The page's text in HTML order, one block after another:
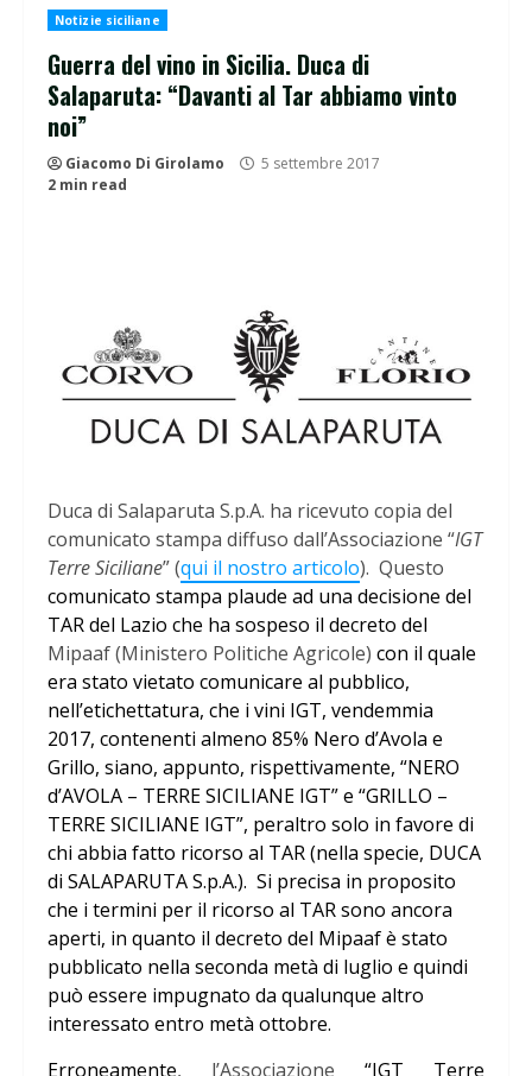
Notizie siciliane
Guerra del vino in Sicilia. Duca di
Salaparuta: “Davanti al Tar abbiamo vinto
noi”
Giacomo Di Girolamo
5 settembre 2017
2 min read
Duca di Salaparuta S.p.A. ha ricevuto copia del
comunicato stampa diffuso dall’Associazione “IGT
Terre Siciliane” (qui il nostro articolo). Questo
comunicato stampa plaude ad una decisione del
TAR del Lazio che ha sospeso il decreto del
Mipaaf (Ministero Politiche Agricole) con il quale
era stato vietato comunicare al pubblico,
nell’etichettatura, che i vini IGT, vendemmia
2017, contenenti almeno 85% Nero d’Avola e
Grillo, siano, appunto, rispettivamente, “NERO
d’AVOLA – TERRE SICILIANE IGT” e “GRILLO –
TERRE SICILIANE IGT”, peraltro solo in favore di
chi abbia fatto ricorso al TAR (nella specie, DUCA
di SALAPARUTA S.p.A.). Si precisa in proposito
che i termini per il ricorso al TAR sono ancora
aperti, in quanto il decreto del Mipaaf è stato
pubblicato nella seconda metà di luglio e quindi
può essere impugnato da qualunque altro
interessato entro metà ottobre.
Erroneamente, l’Associazione “IGT Terre